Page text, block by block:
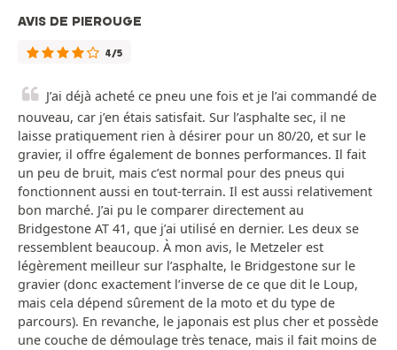
AVIS DE PIEROUGE
4/5
J’ai déjà acheté ce pneu une fois et je l’ai commandé de
nouveau, car j’en étais satisfait. Sur l’asphalte sec, il ne
laisse pratiquement rien à désirer pour un 80/20, et sur le
gravier, il offre également de bonnes performances. Il fait
un peu de bruit, mais c’est normal pour des pneus qui
fonctionnent aussi en tout-terrain. Il est aussi relativement
bon marché. J’ai pu le comparer directement au
Bridgestone AT 41, que j’ai utilisé en dernier. Les deux se
ressemblent beaucoup. À mon avis, le Metzeler est
légèrement meilleur sur l’asphalte, le Bridgestone sur le
gravier (donc exactement l’inverse de ce que dit le Loup,
mais cela dépend sûrement de la moto et du type de
parcours). En revanche, le japonais est plus cher et possède
une couche de démoulage très tenace, mais il fait moins de